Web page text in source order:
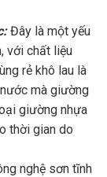
Đây là một yếu
với chất liệu
rẻ khô lau là
mà giường
giường nhựa
thời gian do
nghệ sơn tĩnh